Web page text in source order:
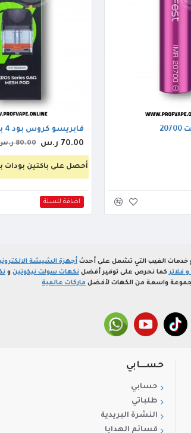
فابريسو كروس بود 4 بودات
70.00 ر.س 80.00 ر.س
أحصل على باكتين بودات بسعر
اضافة للسلة
خدمات الفيب التي تشمل على أحدث أجهزة الشيشة
فلاتركما نحرص على توفير أفضل نكهات سولت نيكوتين و
واسعة من الكهات لأفضل ماركات عالمية
حســـابي
حسابي
طلباتي
النشرة البريدية
قسائم الهدايا